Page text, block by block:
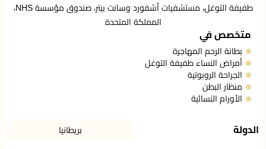
طفيفة التوغل، مستشفيات أشفورد وسانت بيتر، صندوق مؤسسة NHS،
المملكة المتحدة
متخصص في
بطانة الرحم المهاجرة
أمراض النساء طفيفة التوغل
الجراحة الروبوتية
منظار البطن
الأورام النسائية
الدولة بريطانيا